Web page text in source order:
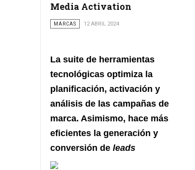
Media Activation
MARCAS 12 ABRIL 2024
La suite de herramientas
tecnológicas optimiza la
planificación, activación y
análisis de las campañas de
marca. Asimismo, hace más
eficientes la generación y
conversión de leads